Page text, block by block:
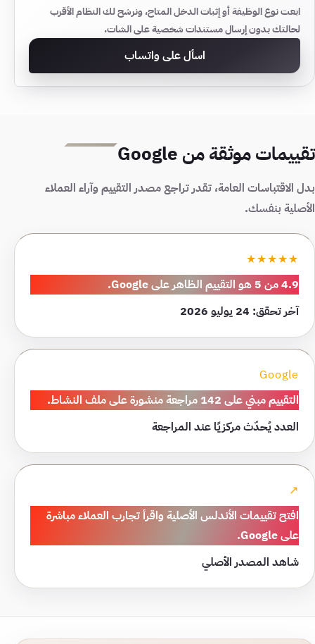
ابعت نوع الوظيفة أو إثبات الدخل المتاح، ونرشح لك النظام الأقرب
لحالتك بدون إرسال مستندات شخصية على الشات.
اسأل على واتساب
تقييمات موثقة من Google
بدل الاقتباسات العامة، تقدر تراجع مصدر التقييم وآراء العملاء
الأصلية بنفسك.
★★★★★
4.9 من 5
هو التقييم الظاهر على Google.
آخر تحقق: 24 يوليو 2026
Google
التقييم مبني على 142 مراجعة
منشورة على ملف النشاط.
العدد يُحدّث مركزيًا عند المراجعة
↗
افتح تقييمات الأندلس الأصلية واقرأ تجارب العملاء مباشرة
على Google.
شاهد المصدر الأصلي